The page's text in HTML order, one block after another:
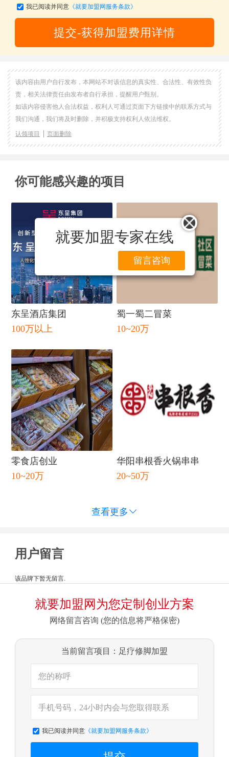
就要加盟专家在线
留言咨询
我已阅读并同意《就要加盟网服务条款》
提交-获得加盟费用详情
该内容由用户自行发布，本网站不对该信息的真实性、合法性、有效性负
责，相关法律责任由发布者自行承担，提醒用户甄别。
如该内容侵害他人合法权益，权利人可通过页面下方链接中的联系方式与
我们沟通，我们将及时删除，并积极支持权利人依法维权。
认领项目 页面删除
你可能感兴趣的项目
东呈酒店集团
100万以上
蜀一蜀二冒菜
10~20万
零食店创业
10~20万
华阳串根香火锅串串
20~50万
查看更多 
用户留言
该品牌下暂无留言.
就要加盟网为您定制创业方案
网络留言咨询 (您的信息将严格保密)
当前留言项目：足疗修脚加盟
我已阅读并同意《就要加盟网服务条款》